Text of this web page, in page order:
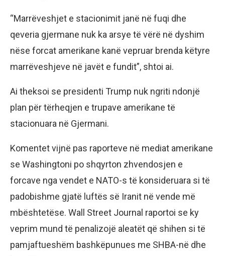
“Marrëveshjet e stacionimit janë në fuqi dhe
qeveria gjermane nuk ka arsye të vërë në dyshim
nëse forcat amerikane kanë vepruar brenda këtyre
marrëveshjeve në javët e fundit”, shtoi ai.
Ai theksoi se presidenti Trump nuk ngriti ndonjë
plan për tërheqjen e trupave amerikane të
stacionuara në Gjermani.
Komentet vijnë pas raporteve në mediat amerikane
se Washingtoni po shqyrton zhvendosjen e
forcave nga vendet e NATO-s të konsideruara si të
padobishme gjatë luftës së Iranit në vende më
mbështetëse. Wall Street Journal raportoi se ky
veprim mund të penalizojë aleatët që shihen si të
pamjaftueshëm bashkëpunues me SHBA-në dhe